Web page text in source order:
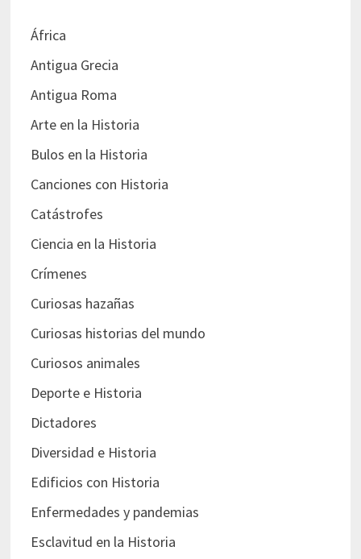
África
Antigua Grecia
Antigua Roma
Arte en la Historia
Bulos en la Historia
Canciones con Historia
Catástrofes
Ciencia en la Historia
Crímenes
Curiosas hazañas
Curiosas historias del mundo
Curiosos animales
Deporte e Historia
Dictadores
Diversidad e Historia
Edificios con Historia
Enfermedades y pandemias
Esclavitud en la Historia